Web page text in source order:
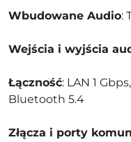
Wbudowane Audio:
Wejścia i wyjścia
Łączność: LAN 1
Bluetooth 5.4
Złącza i porty